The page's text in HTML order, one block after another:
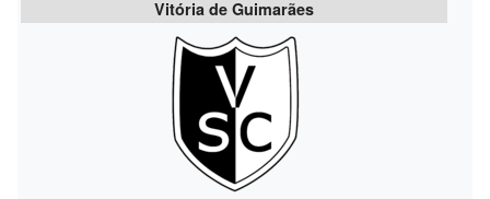
Vitória de Guimarães